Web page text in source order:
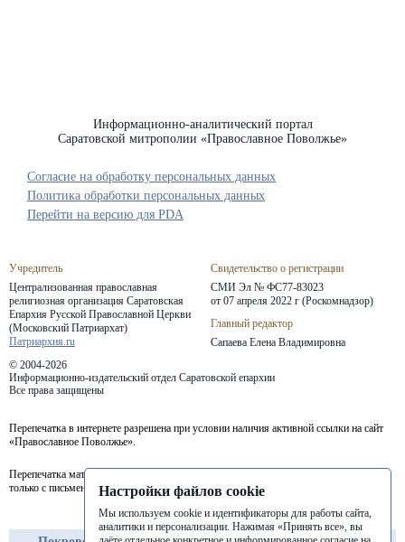
Информационно-аналитический портал
Саратовской митрополии «Православное Поволжье»
Учредитель
Централизованная православная
религиозная организация Саратовская
Епархия Русской Православной Церкви
(Московский Патриархат)
Патриархия.ru
Свидетельство о регистрации
СМИ Эл № ФС77-83023
от 07 апреля 2022 г (Роскомнадзор)
Главный редактор
Сапаева Елена Владимировна
© 2004-2026
Информационно-издательский отдел Саратовской епархии
Все права защищены
Согласие на обработку персональных данных
Политика обработки персональных данных
Перепечатка в интернете разрешена при условии наличия активной ссылки на сайт
«Православное Поволжье».
Перепечатка материалов портала в печатных изданиях (книгах, прессе) возможна
только с письменного разрешения редакции.
Перейти на версию для PDA
Настройки файлов cookie
Мы используем cookie и идентификаторы для работы сайта,
аналитики и персонализации. Нажимая «Принять все», вы